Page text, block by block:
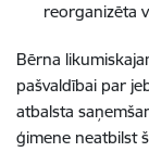
reorganizēta
Bērna
pašvaldībai par
atbalsta
ģimene neatbilst